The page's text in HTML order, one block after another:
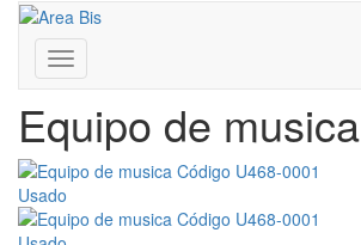
Toggle
navigation
Inicio / Volver al lote U468
Equipo de musica
Usado